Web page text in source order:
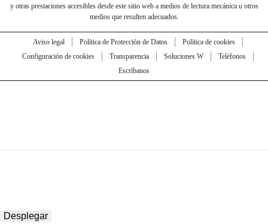
y otras prestaciones accesibles desde este sitio web a medios de lectura mecánica u otros
medios que resulten adecuados.
Aviso legal Política de Protección de Datos
Política de cookies
Configuración de cookies
Transparencia Soluciones W
Teléfonos
Escríbanos
Desplegar